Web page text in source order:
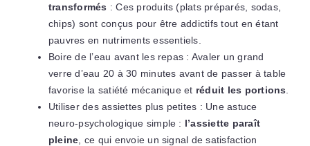
transformés : Ces produits (plats préparés, sodas,
chips) sont conçus pour être addictifs tout en étant
pauvres en nutriments essentiels.
Boire de l’eau avant les repas : Avaler un grand
verre d’eau 20 à 30 minutes avant de passer à table
favorise la satiété mécanique et réduit les portions
Utiliser des assiettes plus petites : Une astuce
neuro-psychologique simple : l’assiette paraît
pleine , ce qui envoie un signal de satisfaction